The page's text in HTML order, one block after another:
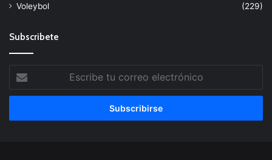
Voleybol
(229)
Subscribete
tu
correo